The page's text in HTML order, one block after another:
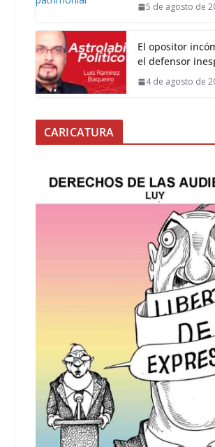
5 de agosto de
El opositor
el defensor
4 de agosto de
CARICATURA